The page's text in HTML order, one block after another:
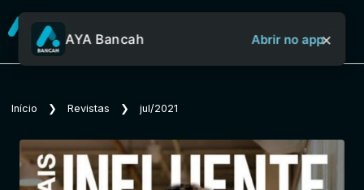
Sobre o Aya Bancah
Início
AYA Bancah Abrir no app×
Início ❯ Revistas ❯ jul/2021